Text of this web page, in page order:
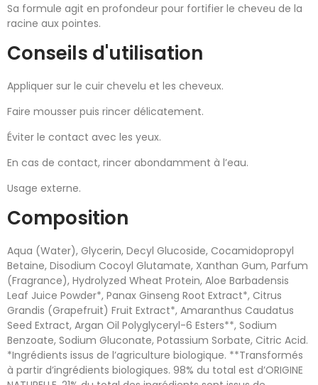
Sa formule agit en profondeur pour fortifier le cheveu de la
racine aux pointes.
Conseils d'utilisation
Appliquer sur le cuir chevelu et les cheveux.
Faire mousser puis rincer délicatement.
Éviter le contact avec les yeux.
En cas de contact, rincer abondamment à l’eau.
Usage externe.
Composition
Aqua (Water), Glycerin, Decyl Glucoside, Cocamidopropyl
Betaine, Disodium Cocoyl Glutamate, Xanthan Gum, Parfum
(Fragrance), Hydrolyzed Wheat Protein, Aloe Barbadensis
Leaf Juice Powder*, Panax Ginseng Root Extract*, Citrus
Grandis (Grapefruit) Fruit Extract*, Amaranthus Caudatus
Seed Extract, Argan Oil Polyglyceryl-6 Esters**, Sodium
Benzoate, Sodium Gluconate, Potassium Sorbate, Citric Acid.
*Ingrédients issus de l’agriculture biologique. **Transformés
à partir d’ingrédients biologiques. 98% du total est d’ORIGINE